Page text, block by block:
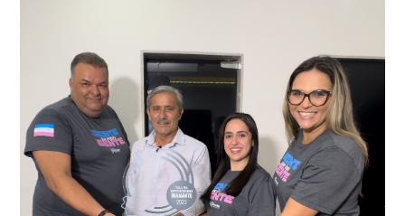
conta do sistema de videomonitoramento instalado
recentemente em todo o município de Presidente
Kennedy, o sistema é integrado com outros municípios
do país, sendo possível a identificação de veículos por
meio do cruzamento de informações, nesse caso
específico, com dados de uma cidade do Estado do Rio
de Janeiro.
“Mais de 100 câmeras foram instaladas na sede e no
interior de Presidente Kennedy, garantindo mais
segurança à população, seja nas ruas, no comércio, os
produtores agropecuários. Estamos no rumo certo,
parabéns a todos os servidores que contribuem para a